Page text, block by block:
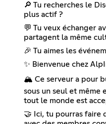
🔎 Tu recherches le
plus actif ?
💬 Tu veux échanger
partagent la même
🎉 Tu aimes les
✨ Bienvenue chez
🏔️ Ce serveur a pour
sous un seul et même
tout le monde est
🤝 Ici, tu pourras faire